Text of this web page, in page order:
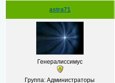
astra71
Генералиссимус
Группа: Администраторы